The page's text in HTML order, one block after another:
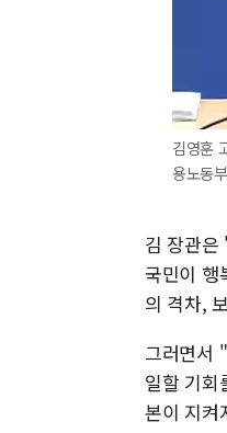
김영훈
용노동
김 장관은
국민이 행
의 격차,
그러면서
일할 기회
본이 지켜